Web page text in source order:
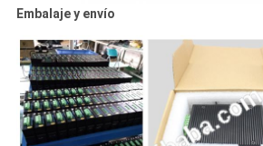
Embalaje y envío